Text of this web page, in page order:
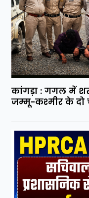
कांगड़ा : गगल में
जम्मू-कश्मीर के दो